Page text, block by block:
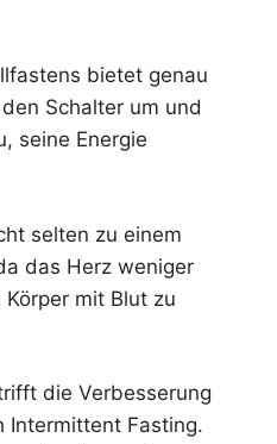
bietet genau
Schalter um und
seine Energie
selten zu einem
das Herz weniger
mit Blut zu
die Verbesserung
Fasting.